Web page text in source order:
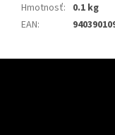
Hmotnosť: 0.1 kg
EAN: